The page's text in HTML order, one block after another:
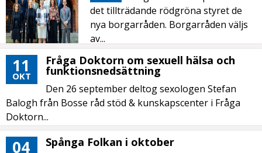
det tillträdande rödgröna styret de
nya borgarråden. Borgarråden väljs
av...
11
OKT
Fråga Doktorn om sexuell hälsa och
funktionsnedsättning
Den 26 september deltog sexologen Stefan
Balogh från Bosse råd stöd & kunskapscenter i Fråga
Doktorn...
04 Spånga Folkan i oktober